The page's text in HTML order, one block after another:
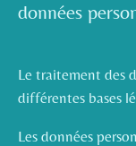
données
Le traitement des
différentes bases
Les données